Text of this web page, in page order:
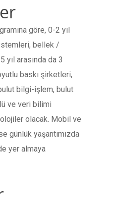
göre, 0-2 yıl
bellek /
yıl arasında da 3
baskı şirketleri,
bilgi-işlem, bulut
ve veri bilimi
olacak. Mobil ve
günlük yaşantımızda
yer almaya